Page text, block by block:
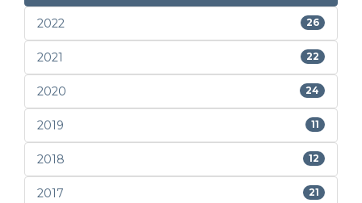
2022 26
2021 22
2020 24
2019 11
2018 12
2017 21